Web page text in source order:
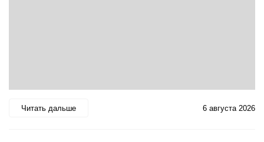
Читать дальше 6 августа 2026